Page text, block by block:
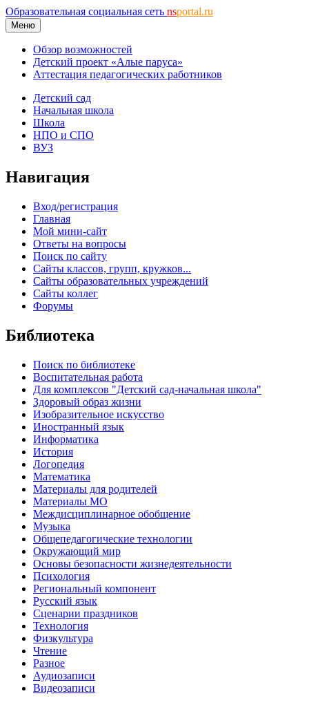
Образовательная социальная сеть nsportal.ru
Меню
Обзор возможностей
Детский проект «Алые паруса»
Аттестация педагогических работников
Детский сад
Начальная школа
Школа
НПО и СПО
ВУЗ
Навигация
Вход/регистрация
Главная
Мой мини-сайт
Ответы на вопросы
Поиск по сайту
Сайты классов, групп, кружков...
Сайты образовательных учреждений
Сайты коллег
Форумы
Библиотека
Поиск по библиотеке
Воспитательная работа
Для комплексов "Детский сад-начальная школа"
Здоровый образ жизни
Изобразительное искусство
Иностранный язык
Информатика
История
Логопедия
Математика
Материалы для родителей
Материалы МО
Междисциплинарное обобщение
Музыка
Общепедагогические технологии
Окружающий мир
Основы безопасности жизнедеятельности
Психология
Региональный компонент
Русский язык
Сценарии праздников
Технология
Физкультура
Чтение
Разное
Аудиозаписи
Видеозаписи